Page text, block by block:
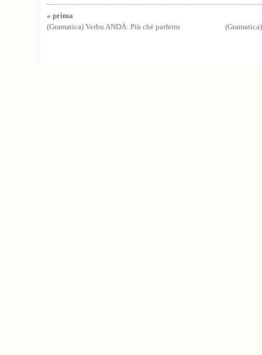
« prima
(Gramatica) Verbu ANDÀ: Più chè parfettu